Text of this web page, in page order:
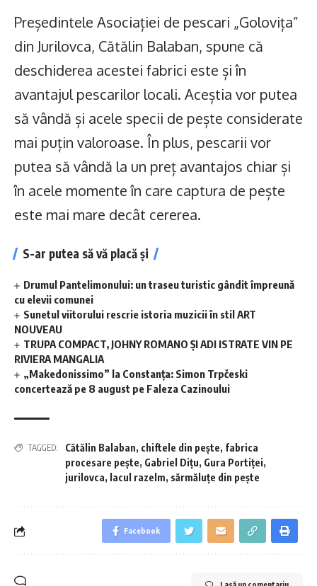
Președintele Asociației de pescari „Golovița”
din Jurilovca, Cătălin Balaban, spune că
deschiderea acestei fabrici este și în
avantajul pescarilor locali. Aceștia vor putea
să vândă și acele specii de pește considerate
mai puțin valoroase. În plus, pescarii vor
putea să vândă la un preț avantajos chiar și
în acele momente în care captura de pește
este mai mare decât cererea.
S-ar putea să vă placă și
Drumul Pantelimonului: un traseu turistic gândit împreună
cu elevii comunei
Sunetul viitorului rescrie istoria muzicii în stil ART
NOUVEAU
TRUPA COMPACT, JOHNY ROMANO ȘI ADI ISTRATE VIN PE
RIVIERA MANGALIA
„Makedonissimo” la Constanța: Simon Trpčeski
concertează pe 8 august pe Faleza Cazinoului
TAGGED: Cătălin Balaban, chiftele din pește, fabrica
procesare pește, Gabriel Dițu, Gura Portiței,
jurilovca, lacul razelm, sărmăluțe din pește
Facebook